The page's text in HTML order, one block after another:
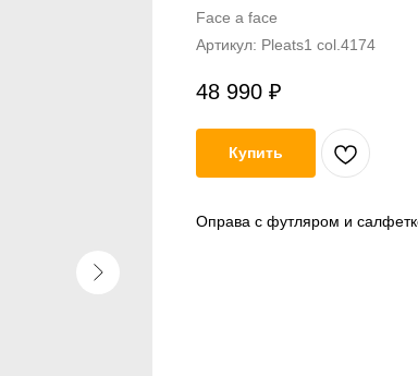
Face a face
Артикул: Pleats1 col.4174
48 990 ₽
Купить
Оправа с футляром и